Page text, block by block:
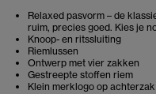
Relaxed pasvorm – de
ruim, precies goed. Kies je
Knoop- en ritssluiting
Riemlussen
Ontwerp met vier zakken
Gestreepte stoffen riem
Klein merklogo op achterzak